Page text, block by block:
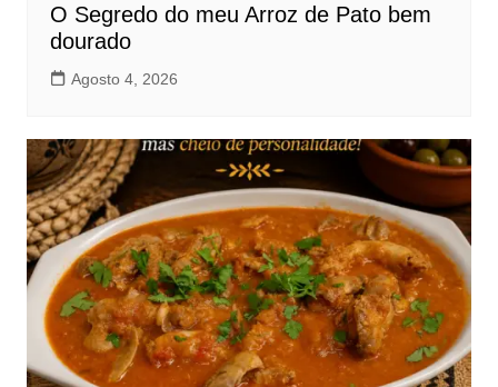
O Segredo do meu Arroz de Pato bem
dourado
Agosto 4, 2026